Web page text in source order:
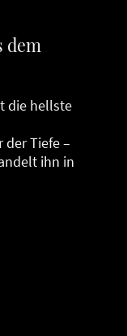
dem
die hellste
der Tiefe –
ihn in